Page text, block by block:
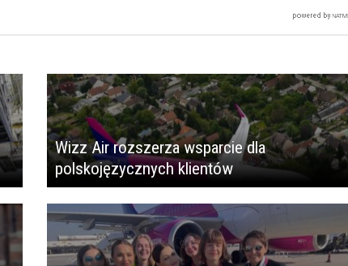
Wizz Air rozszerza wsparcie dla
polskojęzycznych klientów